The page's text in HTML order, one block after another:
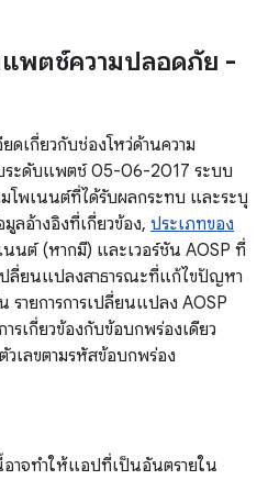
พตช์ความปลอดภัย -
ดเกี่ยวกับช่องโหว่ด้านความ
ระดับแพตช์ 05-06-2017 ระบบ
โพเนนต์ที่ได้รับผลกระทบ และระบุ
ลอ้างอิงที่เกี่ยวข้อง, ประเภทของ
นนต์ (หากมี) และเวอร์ชัน AOSP ที่
ปลี่ยนแปลงสาธารณะที่แก้ไขปัญหา
ายการการเปลี่ยนแปลง AOSP
รเกี่ยวข้องกับข้อบกพร่องเดียว
เลขตามรหัสข้อบกพร่อง
าจทำให้แอปที่เป็นอันตรายใน